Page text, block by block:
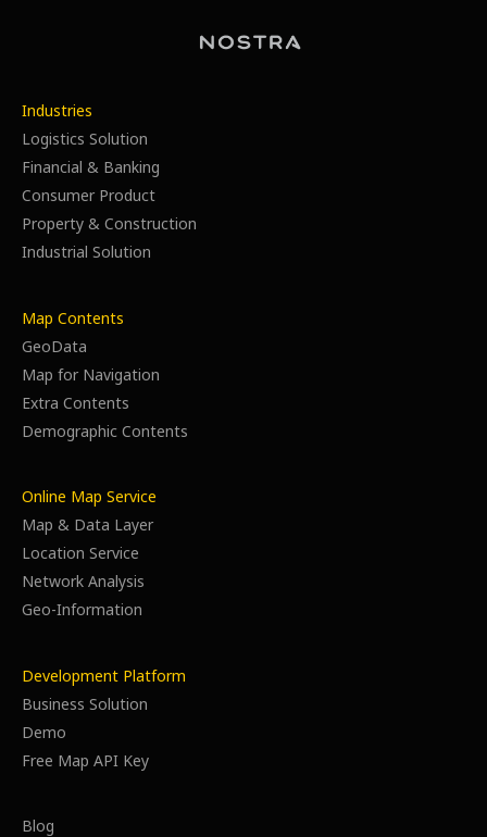
Industries
Logistics Solution
Financial & Banking
Consumer Product
Property & Construction
Industrial Solution
Map Contents
GeoData
Map for Navigation
Extra Contents
Demographic Contents
Online Map Service
Map & Data Layer
Location Service
Network Analysis
Geo-Information
Development Platform
Business Solution
Demo
Free Map API Key
Blog